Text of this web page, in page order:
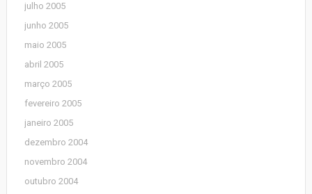
julho 2005
junho 2005
maio 2005
abril 2005
março 2005
fevereiro 2005
janeiro 2005
dezembro 2004
novembro 2004
outubro 2004